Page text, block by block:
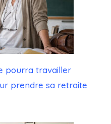
pourra travailler
prendre sa retraite